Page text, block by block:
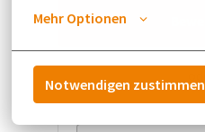
Mehr Optionen
Notwendigen zustimmen